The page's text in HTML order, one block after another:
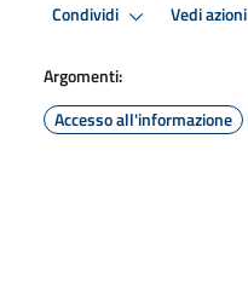
Condividi Vedi azioni
Argomenti:
Accesso all'informazione